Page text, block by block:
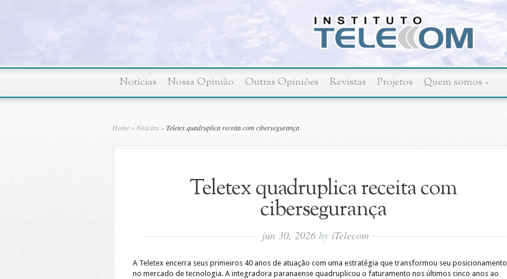
Notícias Nossa Opinião Outras Opiniões Revistas Projetos Quem somos »
Home » Notícias »Teletex quadruplica receita com cibersegurança
Teletex quadruplica receita com
cibersegurança
jun 30, 2026 by iTelecom
A Teletex encerra seus primeiros 40 anos de atuação com uma estratégia que transformou seu posicionamento
no mercado de tecnologia. A integradora paranaense quadruplicou o faturamento nos últimos cinco anos ao